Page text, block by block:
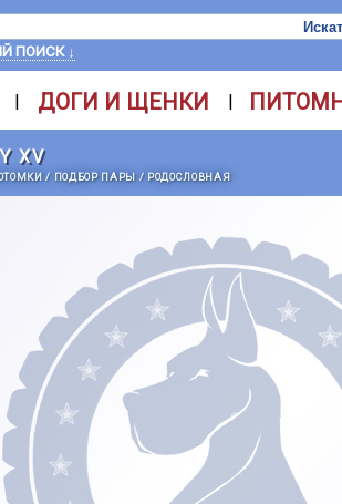
ПОИСК ↓
| ДОГИ И ЩЕНКИ |
XV
/ ПОДБОР ПАРЫ / РОДОСЛОВНАЯ